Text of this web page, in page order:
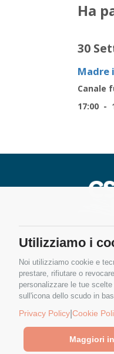
Utilizziamo i
Noi utilizziamo cookie e
prestare, rifiutare o
personalizzare le tue
sull'icona dello scudo in
Privacy Policy Cookie
Maggiori
Ha
30
Madre
Canale
17:00 -